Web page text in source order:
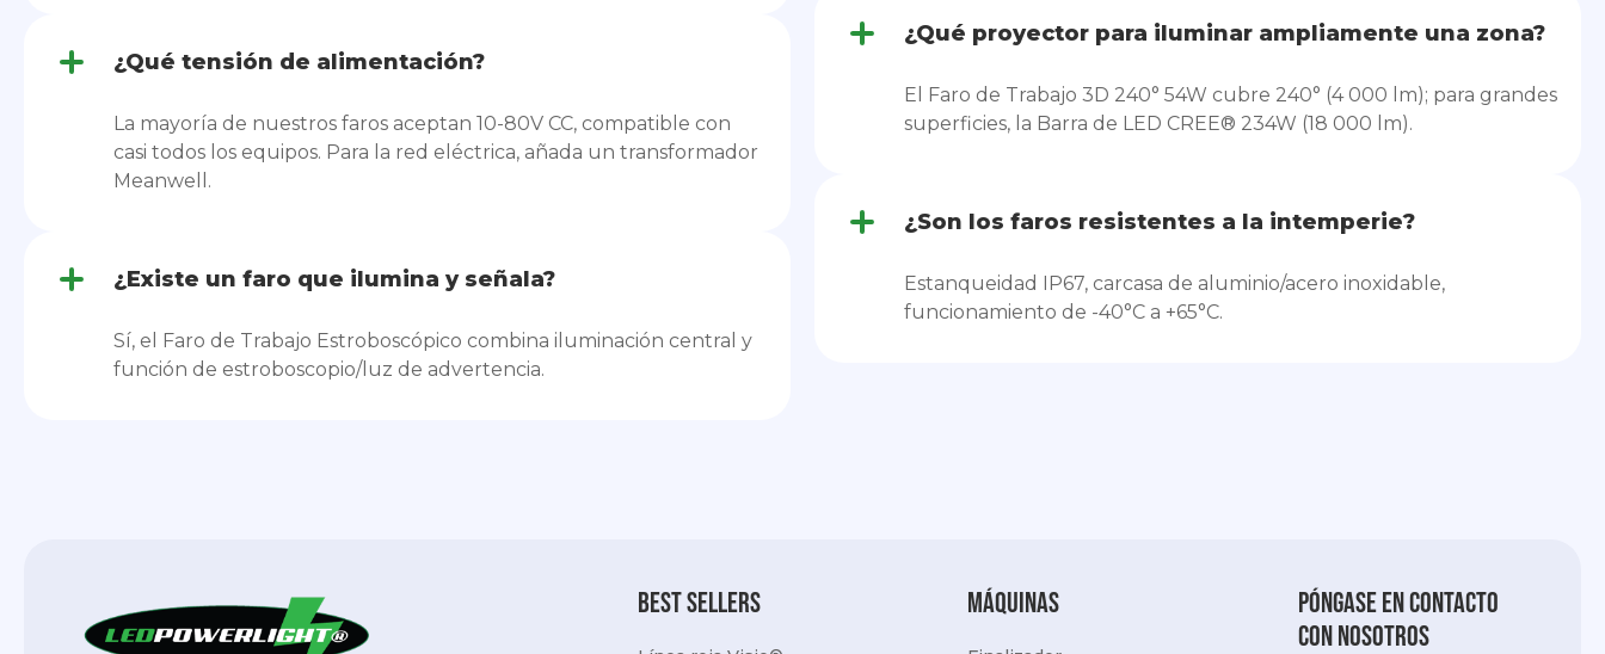
¿Qué tensión de alimentación?
La mayoría de nuestros faros aceptan 10-80V CC, compatible con
casi todos los equipos. Para la red eléctrica, añada un transformador
Meanwell.
¿Existe un faro que ilumina y señala?
Sí, el Faro de Trabajo Estroboscópico combina iluminación central y
función de estroboscopio/luz de advertencia.
¿Qué proyector para iluminar ampliamente una zona?
El Faro de Trabajo 3D 240° 54W cubre 240° (4 000 lm); para grandes
superficies, la Barra de LED CREE® 234W (18 000 lm).
¿Son los faros resistentes a la intemperie?
Estanqueidad IP67, carcasa de aluminio/acero inoxidable,
funcionamiento de -40°C a +65°C.
best sellers Máquinas
Póngase en contacto
con nosotros